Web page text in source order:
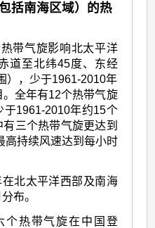
括南海区域）的热
带气旋影响北太平洋
道至北纬45度、东经
），少于1961-2010年
全年有12个热带气旋
1961-2010年约15个
三个热带气旋更达到
高持续风速达到每小时
北太平洋西部及南海
布。
个热带气旋在中国登